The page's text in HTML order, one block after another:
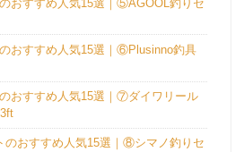
おすすめ人気15選｜⑤AGOOL釣りセ
おすすめ人気15選｜⑥Plusinno釣具
おすすめ人気15選｜⑦ダイワリール
のおすすめ人気15選｜⑧シマノ釣りセ